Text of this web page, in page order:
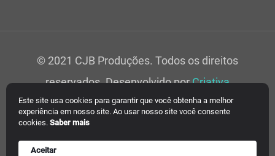
Este site usa cookies para garantir que você obtenha a melhor
experiência em nosso site. Ao usar nosso site você consente
cookies. Saber mais
Aceitar
© 2021 CJB Produções. Todos os direitos
reservados. Desenvolvido porCriativa
Soluções Web.